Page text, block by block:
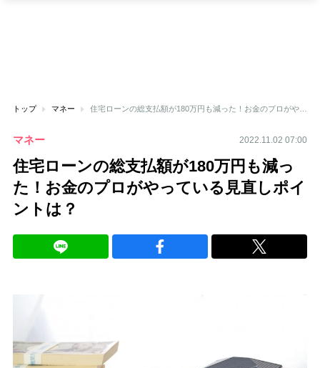
トップ マネー 住宅ローンの総支払額が180万円も減った！お金のプロがやっている見直しポイントは？
マネー 2022.11.02 07:00
住宅ローンの総支払額が180万円も減っ
た！お金のプロがやっている見直しポイ
ントは？